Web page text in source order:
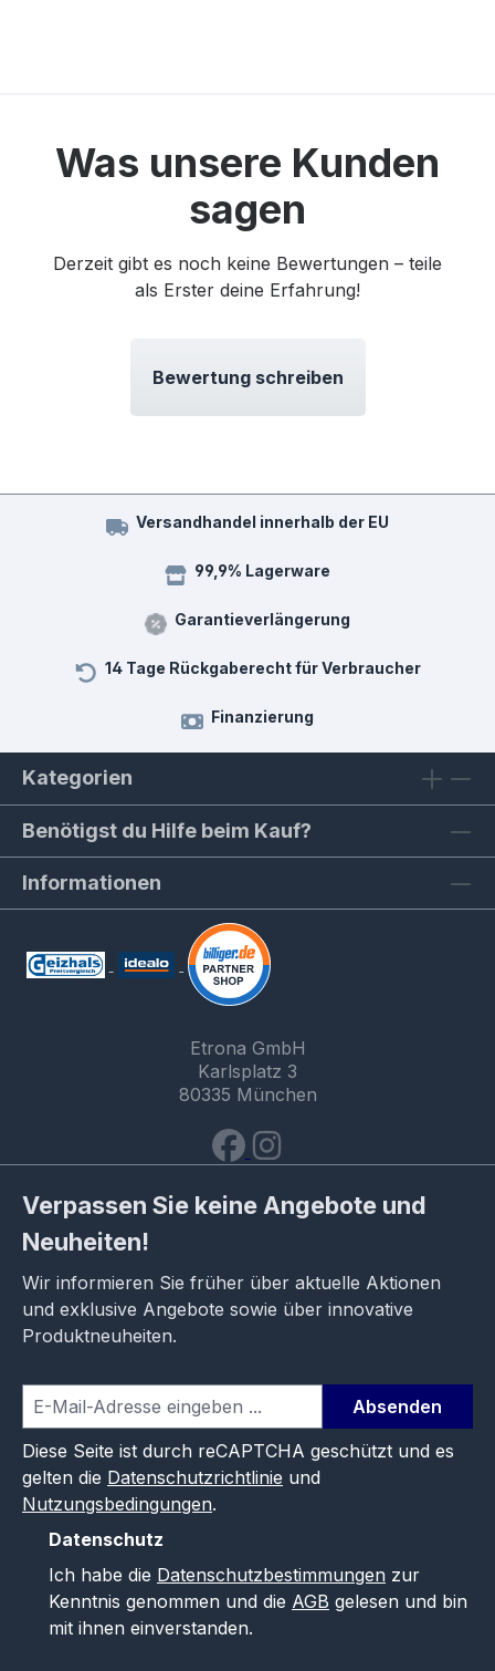
Was unsere Kunden
sagen
Derzeit gibt es noch keine Bewertungen – teile
als Erster deine Erfahrung!
Bewertung schreiben
Versandhandel innerhalb der EU
99,9% Lagerware
Garantieverlängerung
14 Tage Rückgaberecht für Verbraucher
Finanzierung
Kategorien
Benötigst du Hilfe beim Kauf?
Informationen
Etrona GmbH
Karlsplatz 3
80335 München
Verpassen Sie keine Angebote und
Neuheiten!
Wir informieren Sie früher über aktuelle Aktionen
und exklusive Angebote sowie über innovative
Produktneuheiten.
Absenden
Diese Seite ist durch reCAPTCHA geschützt und es
gelten die Datenschutzrichtlinie und
Nutzungsbedingungen.
Datenschutz
Ich habe die Datenschutzbestimmungen zur
Kenntnis genommen und die AGB gelesen und bin
mit ihnen einverstanden.